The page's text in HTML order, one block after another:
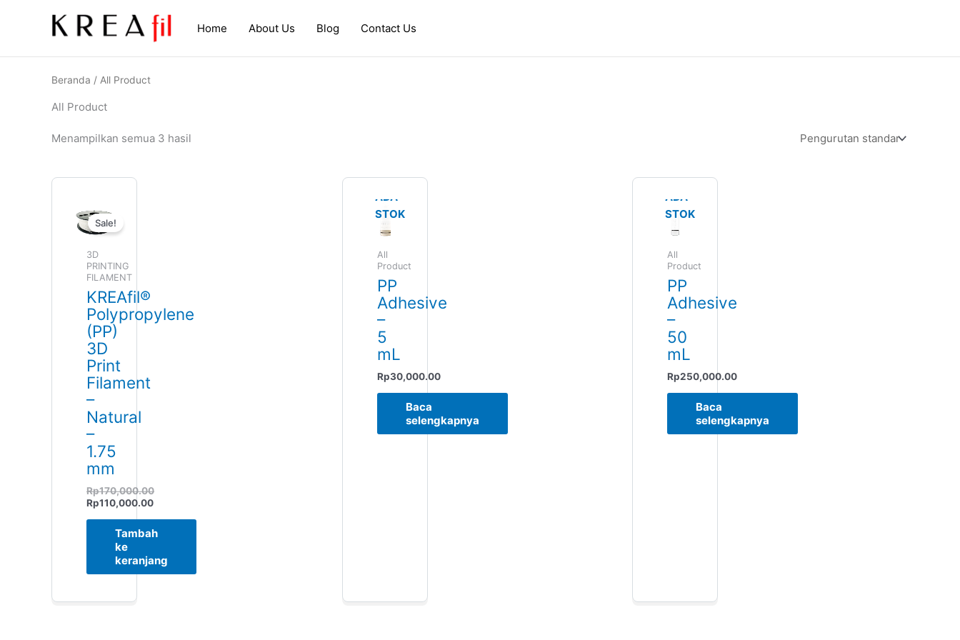
Home About Us Blog Contact Us
Beranda / All Product
All Product
Menampilkan semua 3 hasil
Sale!
3D
PRINTING
FILAMENT
KREAfil®
Polypropylene
(PP)
3D
Print
Filament
–
Natural
–
1.75
mm
Rp170,000.00
Rp170,000.00.
Rp110,000.00
adalah:
Rp110,000.00.
Tambah
ke
keranjang
TIDAK
ADA
STOK
All
Product
PP
Adhesive
–
5
mL
Rp30,000.00
Baca
selengkapnya
TIDAK
ADA
STOK
All
Product
PP
Adhesive
–
50
mL
Rp250,000.00
Baca
selengkapnya